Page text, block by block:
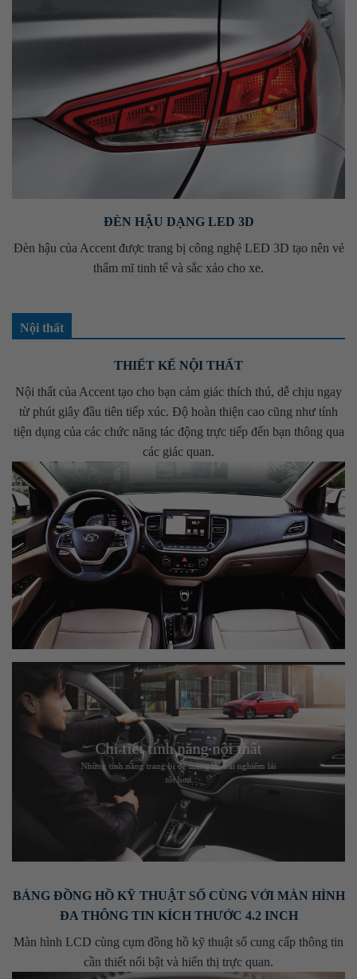
ĐÈN HẬU DẠNG LED 3D
Đèn hậu của Accent được trang bị công nghệ LED 3D tạo nên vẻ
thẩm mĩ tinh tế và sắc xảo cho xe.
Nội thất
THIẾT KẾ NỘI THẤT
Nội thất của Accent tạo cho bạn cảm giác thích thú, dễ chịu ngay
từ phút giây đầu tiên tiếp xúc. Độ hoàn thiện cao cũng như tính
tiện dụng của các chức năng tác động trực tiếp đến bạn thông qua
các giác quan.
Chi tiết tính năng nội thất
Những tính năng trang bị để mang lại trải nghiệm lái
tốt hơn
BẢNG ĐỒNG HỒ KỸ THUẬT SỐ CÙNG VỚI MÀN HÌNH
ĐA THÔNG TIN KÍCH THƯỚC 4.2 INCH
Màn hình LCD cùng cụm đồng hồ kỹ thuật số cung cấp thông tin
cần thiết nổi bật và hiển thị trực quan.